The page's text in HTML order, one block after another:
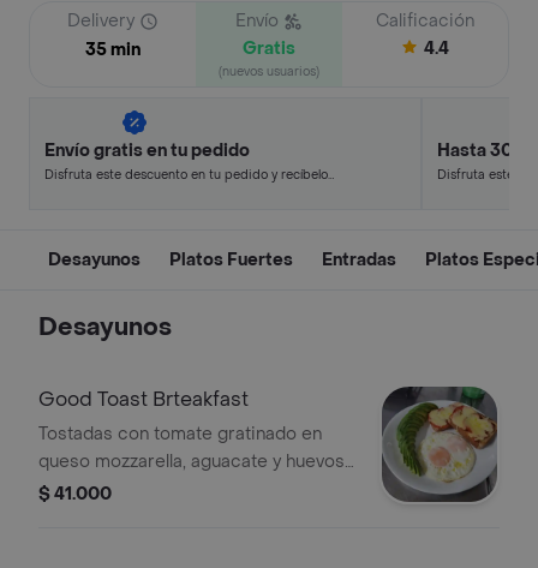
Delivery
35 min
Envío
Gratis
(nuevos usuarios)
Calificación
4.4
Envío gratis en tu pedido
Disfruta este descuento en tu pedido y recíbelo
Hasta 30%
Disfruta este
Desayunos Platos Fuertes Entradas Platos
Desayunos
Good Toast Brteakfast
Tostadas con tomate gratinado en
queso mozzarella, aguacate y huevos
al gusto. Incluye jugo de naranja de 16
$ 41.000